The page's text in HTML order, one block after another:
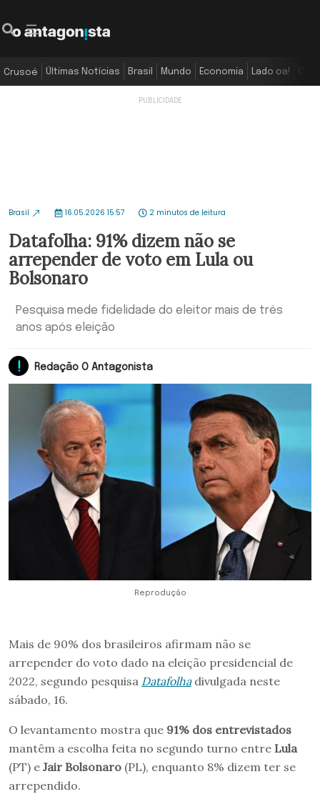
Crusoé Últimas Notícias Brasil Mundo Economia Lado oa!
Brasil 16.05.2026 15:57 2 minutos de leitura
Datafolha: 91% dizem não se
arrepender de voto em Lula ou
Bolsonaro
Pesquisa mede fidelidade do eleitor mais de três
anos após eleição
Redação O Antagonista
Reprodução
Mais de 90% dos brasileiros afirmam não se
arrepender do voto dado na eleição presidencial de
2022, segundo pesquisa Datafolhadivulgada neste
sábado, 16.
O levantamento mostra que 91% dos entrevistados
mantêm a escolha feita no segundo turno entre Lula
(PT) e Jair Bolsonaro (PL), enquanto 8% dizem ter se
arrependido.